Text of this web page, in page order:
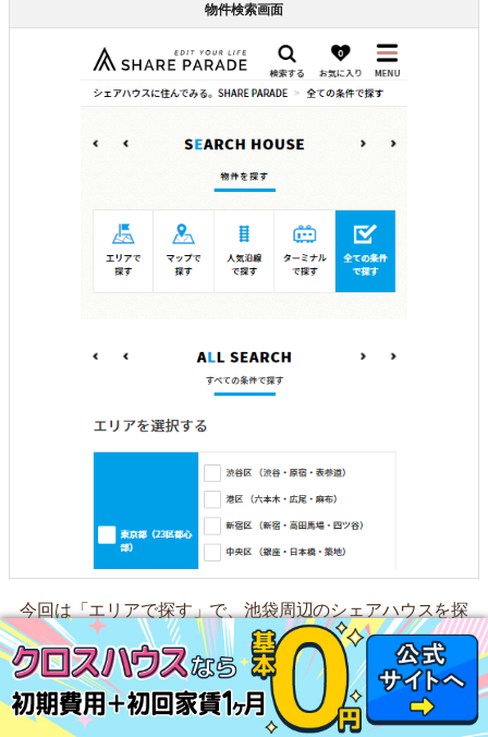
物件検索画面
今回は「エリアで探す」で、池袋周辺のシェアハウスを探
してみます。
池袋がある「豊島区」にチェックを入れて検索します。